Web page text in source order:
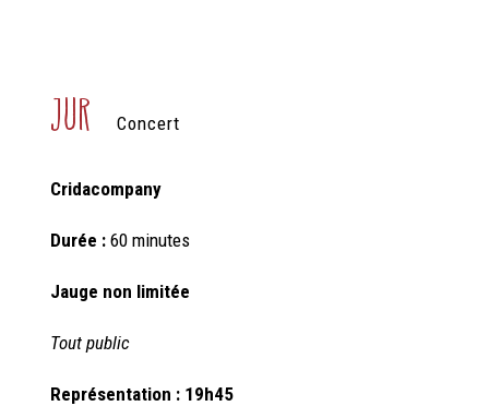
jur Concert
Cridacompany
Durée :60 minutes
Jauge non limitée
Tout public
Représentation : 19h45